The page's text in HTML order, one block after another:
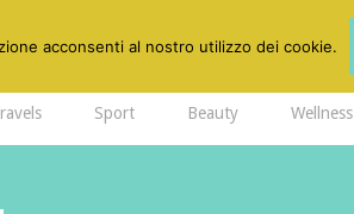
Sport Beauty Wellness
acconsenti al nostro utilizzo dei cookie.